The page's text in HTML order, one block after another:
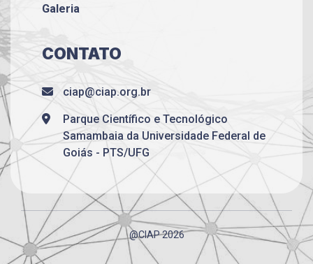
Galeria
CONTATO
ciap@ciap.org.br
Parque Científico e Tecnológico
Samambaia da Universidade Federal de
Goiás - PTS/UFG
@CIAP 2026